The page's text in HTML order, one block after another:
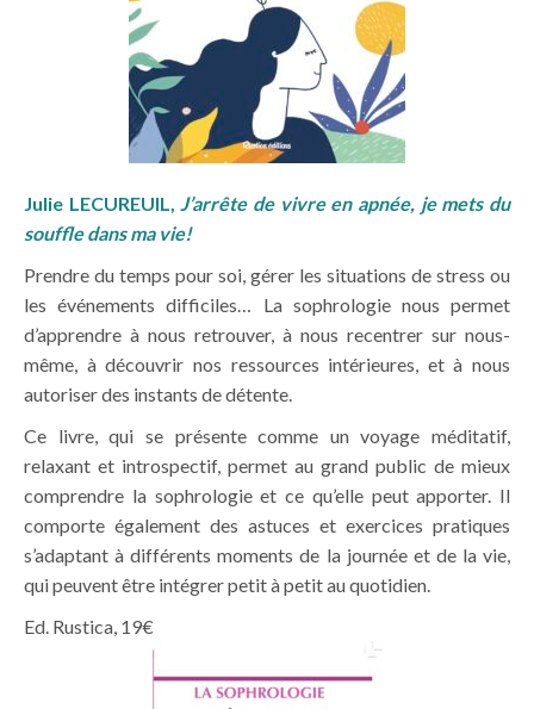
Julie LECUREUIL,
J’arrête de vivre en apnée, je mets du
souffle dans ma vie!
Prendre du temps pour soi, gérer les situations de stress ou
les événements difficiles… La sophrologie nous permet
d’apprendre à nous retrouver, à nous recentrer sur nous-
même, à découvrir nos ressources intérieures, et à nous
autoriser des instants de détente.
Ce livre, qui se présente comme un voyage méditatif,
relaxant et introspectif, permet au grand public de mieux
comprendre la sophrologie et ce qu’elle peut apporter. Il
comporte également des astuces et exercices pratiques
s’adaptant à différents moments de la journée et de la vie,
qui peuvent être intégrer petit à petit au quotidien.
Ed. Rustica, 19€